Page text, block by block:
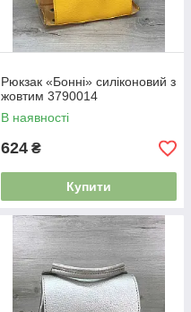
Рюкзак «Бонні» силіконовий з
жовтим 3790014
В наявності
624 ₴
Купити